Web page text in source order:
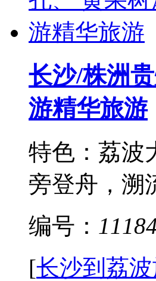
长沙/株洲
游精华旅游
特色：荔波
旁登舟，溯
编号：
[长沙到荔